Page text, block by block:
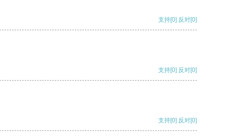
支持[0] 反对[0]
支持[0] 反对[0]
支持[0] 反对[0]